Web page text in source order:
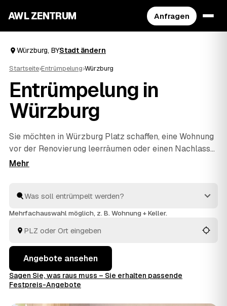
AWL ZENTRUM Anfragen
Würzburg, BYStadt ändern
Startseite›Entrümpelung›Würzburg
Entrümpelung in
Würzburg
Sie möchten in Würzburg Platz schaffen, eine Wohnung
vor der Renovierung leerräumen oder einen Nachlass
auflösen? Beschreiben Sie Ihren Auftrag bei AWL
Raum bis zur komplettenHaushaltsauflösung
alles fachgerecht ausgeräumt und entsorgt. Sie
Mehrfachauswahl möglich, z. B. Wohnung + Keller.
Angebote ansehen
Sagen Sie, was raus muss – Sie erhalten passende
Festpreis-Angebote